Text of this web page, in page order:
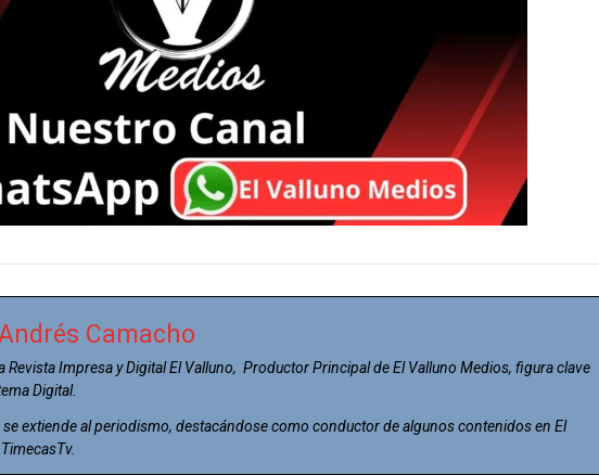
Camacho
Revista Impresa y Digital El Valluno, Productor Principal de El Valluno Medios, figura clave
Digital.
se extiende al periodismo, destacándose como conductor de algunos contenidos en El